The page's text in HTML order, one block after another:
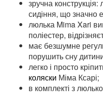
зручна
сидіння, що значно
люлька Mima Xari
поліестер,
має безшумне
порушить сну
легко і просто
коляски Міма Ксарі;
в комплекті з